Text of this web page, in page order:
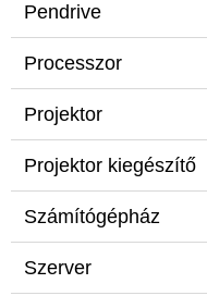
Pendrive
Processzor
Projektor
Projektor kiegészítő
Számítógépház
Szerver